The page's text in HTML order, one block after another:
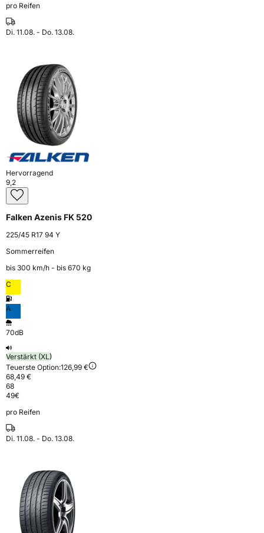
pro Reifen
Di. 11.08. - Do. 13.08.
Hervorragend
9,2
Falken Azenis FK 520
225/45 R17 94 Y
Sommerreifen
bis 300 km⁠/⁠h - bis 670 kg
C
A
70dB
Verstärkt (XL)
Teuerste Option:126,99 €
68,49 €
68
49€
pro Reifen
Di. 11.08. - Do. 13.08.